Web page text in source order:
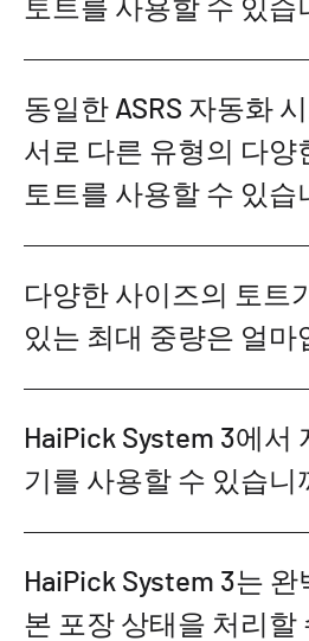
토트를 사용할 수 있습
동일한 ASRS 자동화
서로 다른 유형의 다양
토트를 사용할 수 있습
다양한 사이즈의 토트
있는 최대 중량은 얼마
HaiPick System 3에서
기를 사용할 수 있습니
HaiPick System 3는 완
본 포장 상태을 처리할